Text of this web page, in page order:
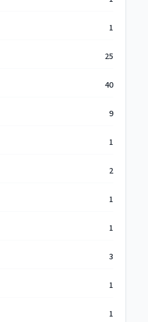
1
25
40
9
1
2
1
1
3
1
1